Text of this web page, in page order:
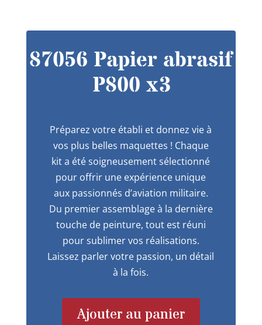
87056 Papier abrasif
P800 x3
Préparez votre établi et donnez vie à
vos plus belles maquettes ! Chaque
kit a été soigneusement sélectionné
pour offrir une expérience unique
aux passionnés d’aviation militaire.
Du premier assemblage à la dernière
touche de peinture, tout est réuni
pour sublimer vos réalisations.
Laissez parler votre passion, un détail
à la fois.
Ajouter au panier